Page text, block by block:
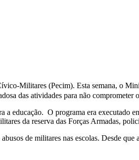
Militares (Pecim). Esta semana, o
das atividades para não comprometer
educação. O programa era executado
da reserva das Forças Armadas,
de militares nas escolas. Desde